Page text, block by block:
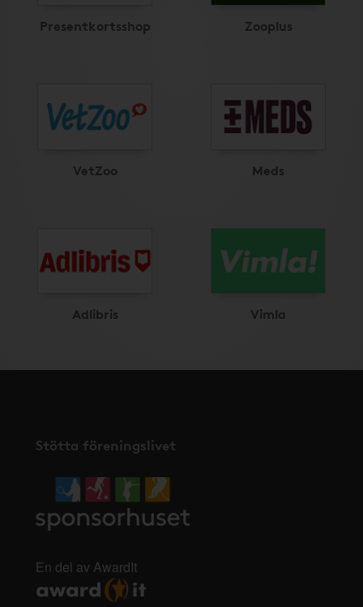
Presentkortsshop Zooplus
VetZoo Meds
Adlibris Vimla
Stötta föreningslivet
En del av AwardIt